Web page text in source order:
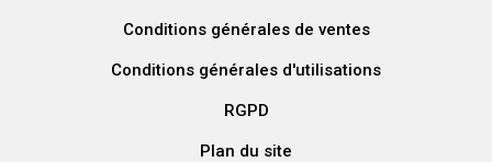
Conditions générales de ventes
Conditions générales d'utilisations
RGPD
Plan du site